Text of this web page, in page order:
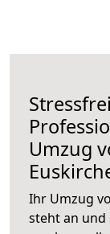
Umzug
Ihr Umzug
steht an und